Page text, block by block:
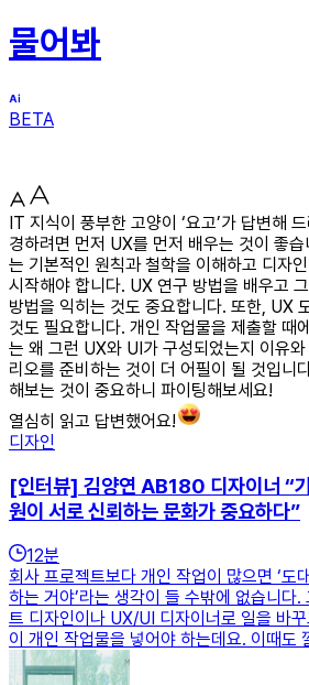
물어봐
BETA
IT 지식이 풍부한 고양이 ‘요고’가 답변해
경하려면 먼저 UX를 먼저 배우는 것이 좋
는 기본적인 원칙과 철학을 이해하고 디자
시작해야 합니다. UX 연구 방법을 배우고
방법을 익히는 것도 중요합니다. 또한, UX
것도 필요합니다. 개인 작업물을 제출할 때
는 왜 그런 UX와 UI가 구성되었는지 이유
리오를 준비하는 것이 더 어필이 될 것입니
해보는 것이 중요하니 파이팅해보세요!
열심히 읽고 답변했어요!
디자인
[인터뷰] 김양연 AB180 디자이너 “
원이 서로 신뢰하는 문화가 중요하다”
12분
회사 프로젝트보다 개인 작업이 많으면 ‘도
하는 거야’라는 생각이 들 수밖에 없습니다
트 디자인이나 UX/UI 디자이너로 일을 바
이 개인 작업물을 넣어야 하는데요. 이때도